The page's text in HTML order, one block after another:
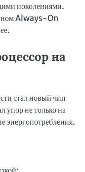
поколениями.
Always-On
на
стал новый чип
упор не только на
энергопотребления.